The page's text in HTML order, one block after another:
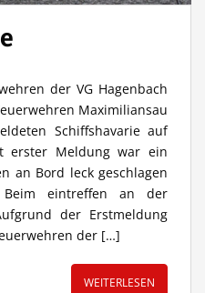
der VG Hagenbach
Maximiliansau
Schiffshavarie auf
erster Meldung war ein
an Bord leck geschlagen
eintreffen an der
der Erstmeldung
der […]
WEITERLESEN